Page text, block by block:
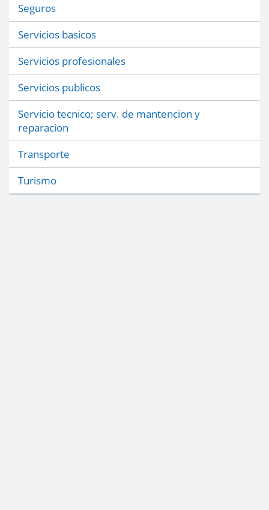
Seguros
Servicios basicos
Servicios profesionales
Servicios publicos
Servicio tecnico; serv. de mantencion y
reparacion
Transporte
Turismo